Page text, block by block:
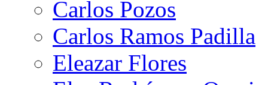
Carlos Pozos
Carlos Ramos Padilla
Eleazar Flores